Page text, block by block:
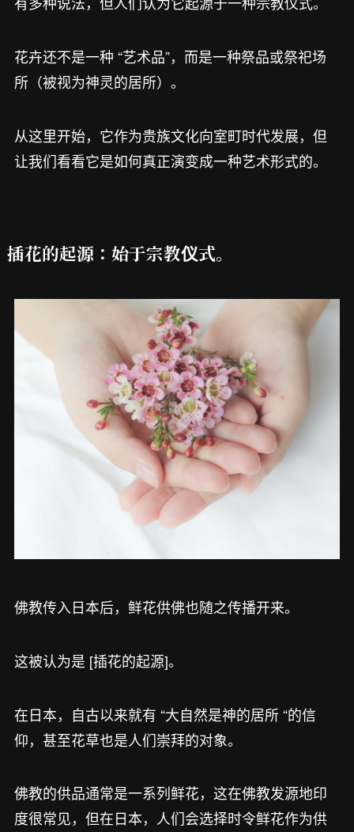
花卉还不是一种 “艺术品”，而是一种祭品或祭祀场
所（被视为神灵的居所）。
从这里开始，它作为贵族文化向室町时代发展，但
让我们看看它是如何真正演变成一种艺术形式的。
插花的起源：始于宗教仪式。
佛教传入日本后，鲜花供佛也随之传播开来。
这被认为是 [插花的起源]。
在日本，自古以来就有 “大自然是神的居所 “的信
仰，甚至花草也是人们崇拜的对象。
佛教的供品通常是一系列鲜花，这在佛教发源地印
度很常见，但在日本，人们会选择时令鲜花作为供